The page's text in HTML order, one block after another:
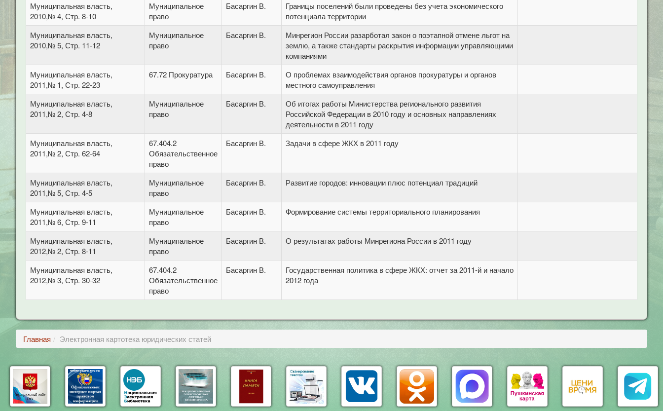
Муниципальная власть,
2010,№ 4, Стр. 8-10
Муниципальное
право
Басаргин В.
Границы поселений были проведены без учета экономического
потенциала территории
Муниципальная власть,
2010,№ 5, Стр. 11-12
Муниципальное
право
Басаргин В.
Минрегион России разарботал закон о поэтапной отмене льгот на
землю, а также стандарты раскрытия информации управляющими
компаниями
Муниципальная власть,
2011,№ 1, Стр. 22-23
67.72 Прокуратура Басаргин В.
О проблемах взаимодействия органов прокуратуры и органов
местного самоуправления
Муниципальная власть,
2011,№ 2, Стр. 4-8
Муниципальное
право
Басаргин В.
Об итогах работы Министерства регионального развития
Российской Федерации в 2010 году и основных направлениях
деятельности в 2011 году
Муниципальная власть,
2011,№ 2, Стр. 62-64
67.404.2
Обязательственное
право
Басаргин В. Задачи в сфере ЖКХ в 2011 году
Муниципальная власть,
2011,№ 5, Стр. 4-5
Муниципальное
право
Басаргин В. Развитие городов: инновации плюс потенциал традиций
Муниципальная власть,
2011,№ 6, Стр. 9-11
Муниципальное
право
Басаргин В. Формирование системы территориального планирования
Муниципальная власть,
2012,№ 2, Стр. 8-11
Муниципальное
право
Басаргин В. О результатах работы Минрегиона России в 2011 году
Муниципальная власть,
2012,№ 3, Стр. 30-32
67.404.2
Обязательственное
право
Басаргин В.
Государственная политика в сфере ЖКХ: отчет за 2011-й и начало
2012 года
Главная Электронная картотека юридических статей